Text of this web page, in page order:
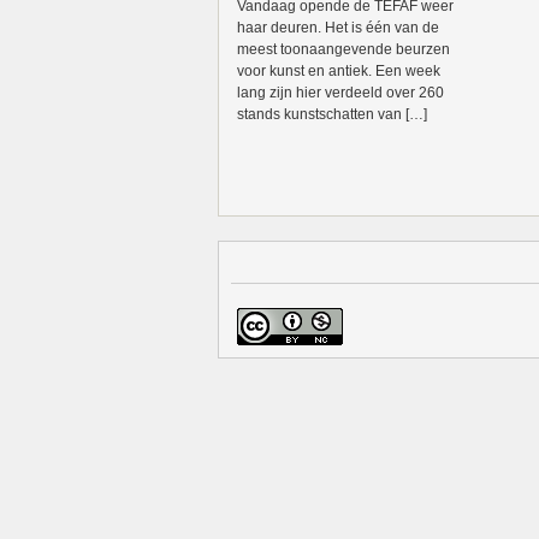
Vandaag opende de TEFAF weer
haar deuren. Het is één van de
meest toonaangevende beurzen
voor kunst en antiek. Een week
lang zijn hier verdeeld over 260
stands kunstschatten van […]